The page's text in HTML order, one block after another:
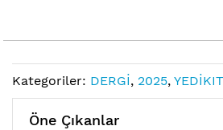
Kategoriler: DERGİ, 2025,
Öne Çıkanlar